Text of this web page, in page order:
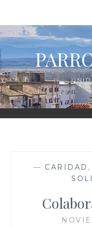
contenido
— CARIDAD ,